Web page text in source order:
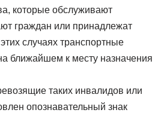
которые обслуживают
граждан или принадлежат
случаях транспортные
ближайшем к месту назначения
таких инвалидов или
опознавательный знак